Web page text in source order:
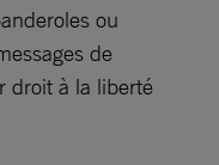
ou
de
droit à la liberté